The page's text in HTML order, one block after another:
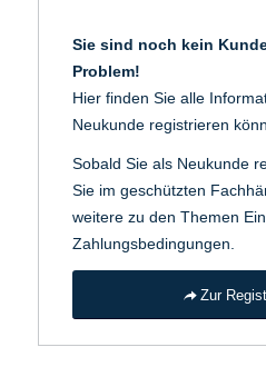
Sie sind noch kein
Problem!
Hier finden Sie alle
Neukunde registrieren
Sobald Sie als Neukunde
Sie im geschützten
weitere zu den Themen
Zahlungsbedingungen.
Zur